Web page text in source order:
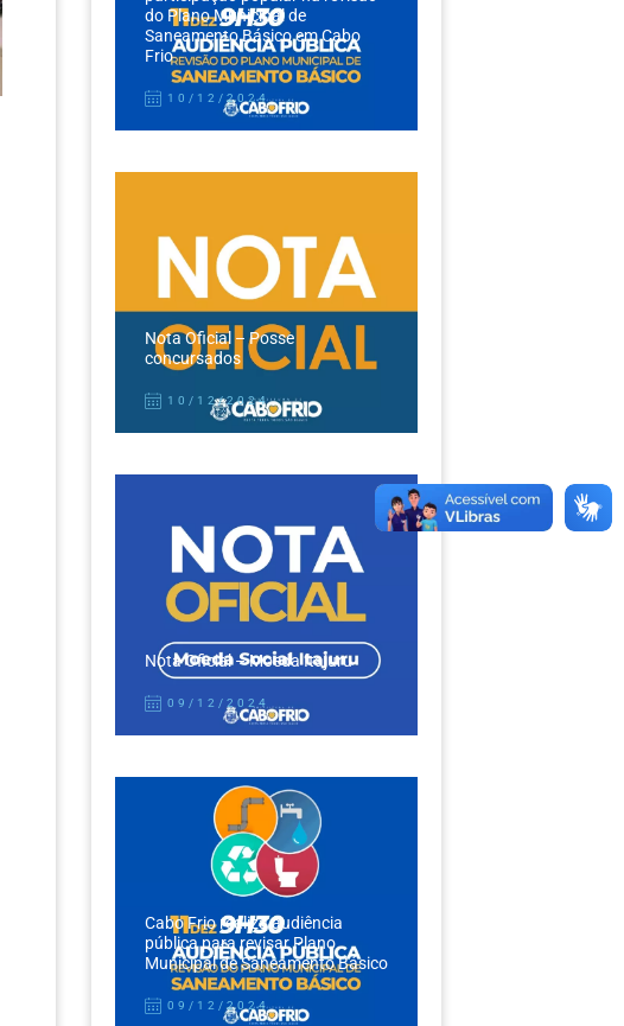
do Plano Municipal de
Saneamento Básico em Cabo
Frio
10/12/2024
Nota Oficial – Posse
concursados
10/12/2024
Nota Oficial – Moeda Itajuru
09/12/2024
Cabo Frio realiza audiência
pública para revisar Plano
Municipal de Saneamento Básico
09/12/2024